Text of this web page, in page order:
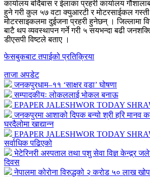
कार्यालय बर्दिबास र ईलाका प्रहरी कार्यालय
हुने गरी कुल ५७ वटा क्युआरटी र मोटरसाईकल
मोटरसाइकलमा दुईजना प्रहरी हुनेछन् । जिल्लामा
बाटै थप व्यवस्थापन गर्ने गरी ५ सयभन्दा बढी
डीएसपी विष्टले बताए ।
फेसबुकबाट तपाईको प्रतिक्रिया
ताजा अपडेट
जनकपुरधाम–११ ‘साक्षर वडा’ घोषणा
सम्पादकीयः लोकललाई भोकल बनाऊ
EPAPER JALESHWOR TODAY
जनकपुरमा आशाको दिपक बन्यो श्री हरि मानव
घरदैलोमा खाद्यान्न
EPAPER JALESHWOR TODAY
सर्वाधिक पढिएको
भेटेरिनरी अस्पताल तथा पशु सेवा विज्ञ केन्द्र्र
दिवस
नेपालमा कोरोना विरुद्धको २ करोड ५० लाख